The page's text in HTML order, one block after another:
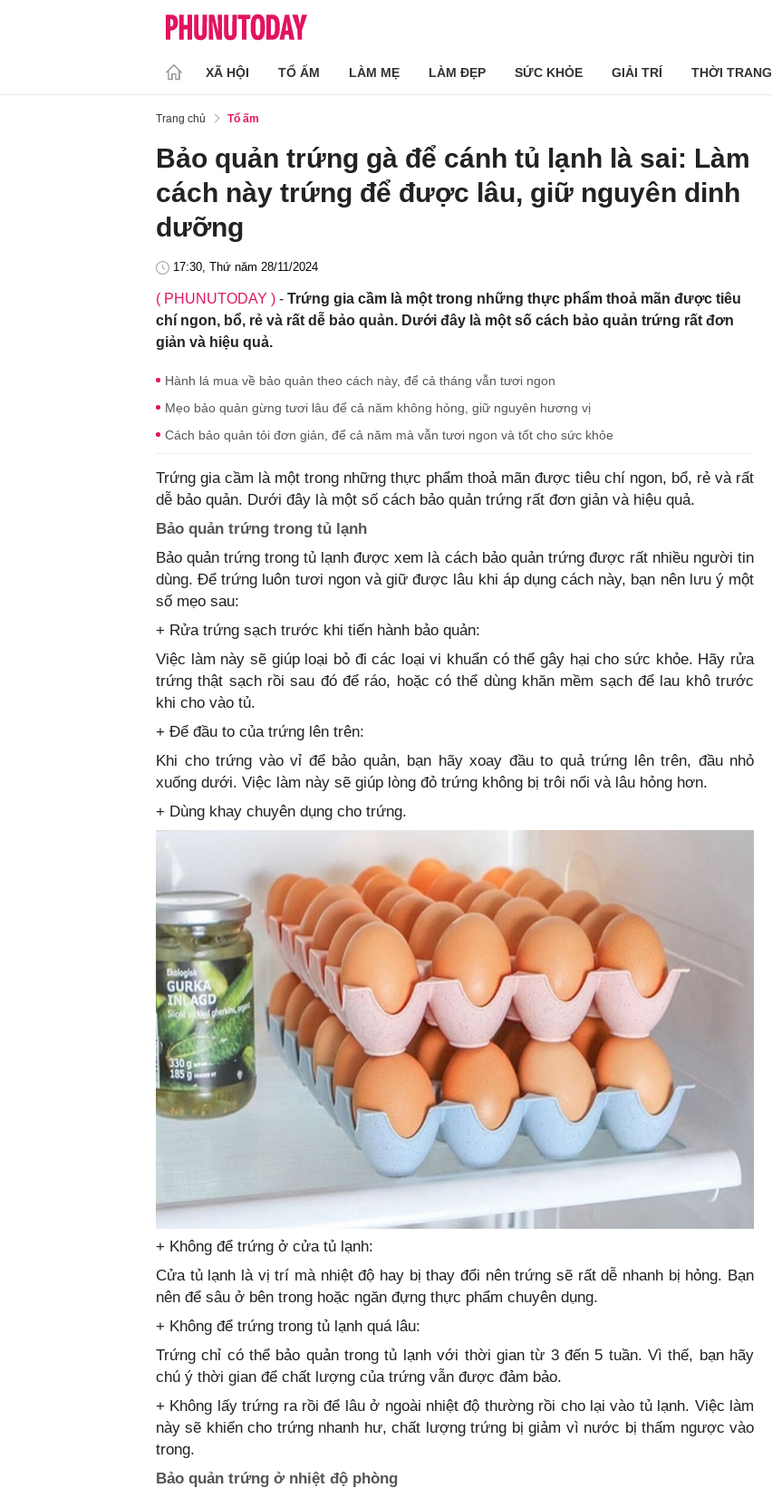
XÃ HỘI TỔ ẤM LÀM MẸ LÀM ĐẸP SỨC KHỎE GIẢI TRÍ THỜI TRANG
Trang chủ Tổ ấm
Bảo quản trứng gà để cánh tủ lạnh là sai: Làm
cách này trứng để được lâu, giữ nguyên dinh
dưỡng
17:30, Thứ năm 28/11/2024
( PHUNUTODAY ) - Trứng gia cầm là một trong những thực phẩm thoả mãn được tiêu
chí ngon, bổ, rẻ và rất dễ bảo quản. Dưới đây là một số cách bảo quản trứng rất đơn
giản và hiệu quả.
Hành lá mua về bảo quản theo cách này, để cả tháng vẫn tươi ngon
Mẹo bảo quản gừng tươi lâu để cả năm không hỏng, giữ nguyên hương vị
Cách bảo quản tỏi đơn giản, để cả năm mà vẫn tươi ngon và tốt cho sức khỏe
Trứng gia cầm là một trong những thực phẩm thoả mãn được tiêu chí ngon, bổ, rẻ và rất
dễ bảo quản. Dưới đây là một số cách bảo quản trứng rất đơn giản và hiệu quả.
Bảo quản trứng trong tủ lạnh
Bảo quản trứng trong tủ lạnh được xem là cách bảo quản trứng được rất nhiều người tin
dùng. Để trứng luôn tươi ngon và giữ được lâu khi áp dụng cách này, bạn nên lưu ý một
số mẹo sau:
+ Rửa trứng sạch trước khi tiến hành bảo quản:
Việc làm này sẽ giúp loại bỏ đi các loại vi khuẩn có thể gây hại cho sức khỏe. Hãy rửa
trứng thật sạch rồi sau đó để ráo, hoặc có thể dùng khăn mềm sạch để lau khô trước
khi cho vào tủ.
+ Để đầu to của trứng lên trên:
Khi cho trứng vào vỉ để bảo quản, bạn hãy xoay đầu to quả trứng lên trên, đầu nhỏ
xuống dưới. Việc làm này sẽ giúp lòng đỏ trứng không bị trôi nổi và lâu hỏng hơn.
+ Dùng khay chuyên dụng cho trứng.
+ Không để trứng ở cửa tủ lạnh:
Cửa tủ lạnh là vị trí mà nhiệt độ hay bị thay đổi nên trứng sẽ rất dễ nhanh bị hỏng. Bạn
nên để sâu ở bên trong hoặc ngăn đựng thực phẩm chuyên dụng.
+ Không để trứng trong tủ lạnh quá lâu:
Trứng chỉ có thể bảo quản trong tủ lạnh với thời gian từ 3 đến 5 tuần. Vì thế, bạn hãy
chú ý thời gian để chất lượng của trứng vẫn được đảm bảo.
+ Không lấy trứng ra rồi để lâu ở ngoài nhiệt độ thường rồi cho lại vào tủ lạnh. Việc làm
này sẽ khiến cho trứng nhanh hư, chất lượng trứng bị giảm vì nước bị thấm ngược vào
trong.
Bảo quản trứng ở nhiệt độ phòng